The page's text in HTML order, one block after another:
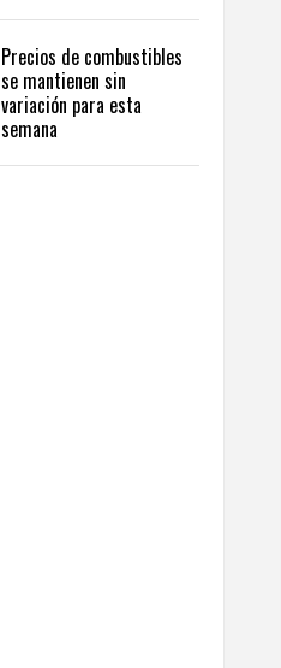
Precios de combustibles
se mantienen sin
variación para esta
semana